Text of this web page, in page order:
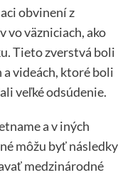
obvinení z
vo väzniciach, ako
Tieto zverstvá boli
videách, ktoré boli
veľké odsúdenie.
a v iných
môžu byť následky
medzinárodné